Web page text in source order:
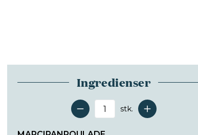
Ingredienser
Antal serveringer
stk.